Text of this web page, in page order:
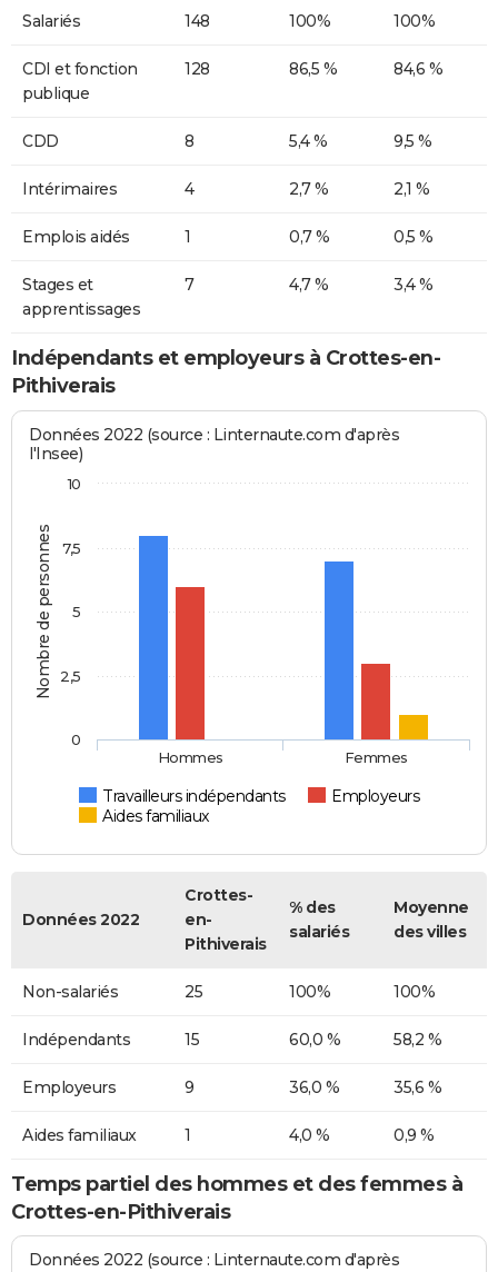
Salariés 148 100% 100%
CDI et fonction
publique
128 86,5 % 84,6 %
CDD 8 5,4 % 9,5 %
Intérimaires 4 2,7 % 2,1 %
Emplois aidés 1 0,7 % 0,5 %
Stages et
apprentissages
7 4,7 % 3,4 %
Indépendants et employeurs à Crottes-en-
Pithiverais
Nombre de personnes
Données 2022 (source : Linternaute.com d'après
l'Insee)
Travailleurs indépendants
Employeurs
Aides familiaux
Hommes Femmes
0
2,5
5
7,5
10
Données 2022
Crottes-
en-
Pithiverais
% des
salariés
Moyenne
des villes
Non-salariés 25 100% 100%
Indépendants 15 60,0 % 58,2 %
Employeurs 9 36,0 % 35,6 %
Aides familiaux 1 4,0 % 0,9 %
Temps partiel des hommes et des femmes à
Crottes-en-Pithiverais
Données 2022 (source : Linternaute.com d'après